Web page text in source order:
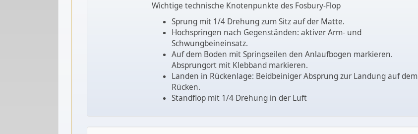
Wichtige technische Knotenpunkte des Fosbury-Flop
Sprung mit 1/4 Drehung zum Sitz auf der Matte.
Hochspringen nach Gegenständen: aktiver Arm- und
Schwungbeineinsatz.
Auf dem Boden mit Springseilen den Anlaufbogen markieren.
Absprungort mit Klebband markieren.
Landen in Rückenlage: Beidbeiniger Absprung zur Landung auf dem
Rücken.
Standflop mit 1/4 Drehung in der Luft